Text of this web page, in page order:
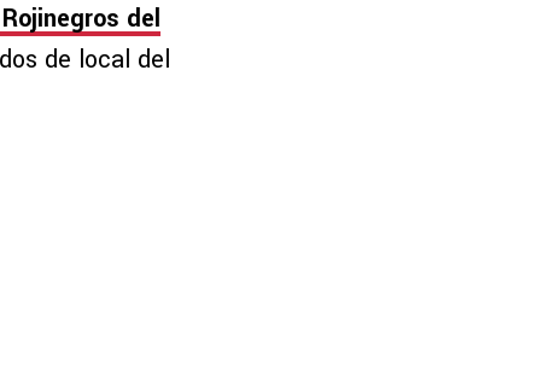
Rojinegros del
de local del